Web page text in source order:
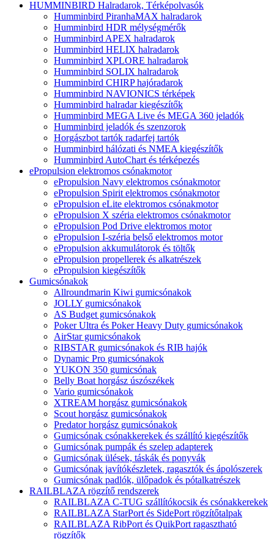
HUMMINBIRD Halradarok, Térképolvasók
Humminbird PiranhaMAX halradarok
Humminbird HDR mélységmérők
Humminbird APEX halradarok
Humminbird HELIX halradarok
Humminbird XPLORE halradarok
Humminbird SOLIX halradarok
Humminbird CHIRP hajóradarok
Humminbird NAVIONICS térképek
Humminbird halradar kiegészítők
Humminbird MEGA Live és MEGA 360 jeladók
Humminbird jeladók és szenzorok
Horgászbot tartók radarfej tartók
Humminbird hálózati és NMEA kiegészítők
Humminbird AutoChart és térképezés
ePropulsion elektromos csónakmotor
ePropulsion Navy elektromos csónakmotor
ePropulsion Spirit elektromos csónakmotor
ePropulsion eLite elektromos csónakmotor
ePropulsion X széria elektromos csónakmotor
ePropulsion Pod Drive elektromos motor
ePropulsion I-széria belső elektromos motor
ePropulsion akkumulátorok és töltők
ePropulsion propellerek és alkatrészek
ePropulsion kiegészítők
Gumicsónakok
Allroundmarin Kiwi gumicsónakok
JOLLY gumicsónakok
AS Budget gumicsónakok
Poker Ultra és Poker Heavy Duty gumicsónakok
AirStar gumicsónakok
RIBSTAR gumicsónakok és RIB hajók
Dynamic Pro gumicsónakok
YUKON 350 gumicsónak
Belly Boat horgász úszószékek
Vario gumicsónakok
XTREAM horgász gumicsónakok
Scout horgász gumicsónakok
Predator horgász gumicsónakok
Gumicsónak csónakkerekek és szállító kiegészítők
Gumicsónak pumpák és szelep adapterek
Gumicsónak ülések, táskák és ponyvák
Gumicsónak javítókészletek, ragasztók és ápolószerek
Gumicsónak padlók, ülőpadok és pótalkatrészek
RAILBLAZA rögzítő rendszerek
RAILBLAZA C-TUG szállítókocsik és csónakkerekek
RAILBLAZA StarPort és SidePort rögzítőtalpak
RAILBLAZA RibPort és QuikPort ragasztható
rögzítők